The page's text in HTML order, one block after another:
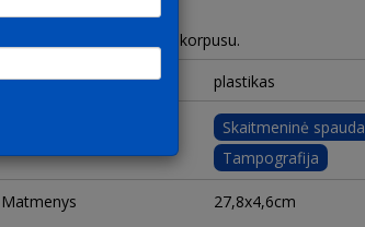
Sieninis laikrodis plastiko korpusu.
Medžiaga
plastikas
Skaitmeninė spauda
Tampografija
Matmenys 27,8x4,6cm